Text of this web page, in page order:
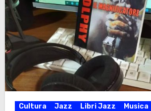
Cultura Jazz Libri Jazz
Musica